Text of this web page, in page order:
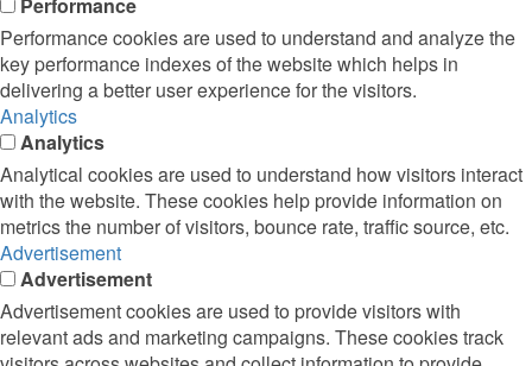
Performance cookies are used to understand and analyze the
key performance indexes of the website which helps in
delivering a better user experience for the visitors.
Analytics
Analytics
Analytical cookies are used to understand how visitors interact
with the website. These cookies help provide information on
metrics the number of visitors, bounce rate, traffic source, etc.
Advertisement
Advertisement
Advertisement cookies are used to provide visitors with
relevant ads and marketing campaigns. These cookies track